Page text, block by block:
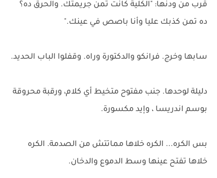
قرب من ودنها: "الكلية كانت تمن جريمتك. والحرق ده؟
ده تمن كذبك عليا وأنا باصص في عينك."
سابها وخرج. فرانكو والدكتورة وراه. وقفلوا الباب الحديد.
دليلة لوحدها. جنب مفتوح متخيط أي كلام، ورقبة محروقة
بوسم اندريسا ، وإيد مكسورة.
بس الكره... الكره خلاها مماتتش من الصدمة. الكره
خلاها تفتح عينها وسط الدموع والدخان.